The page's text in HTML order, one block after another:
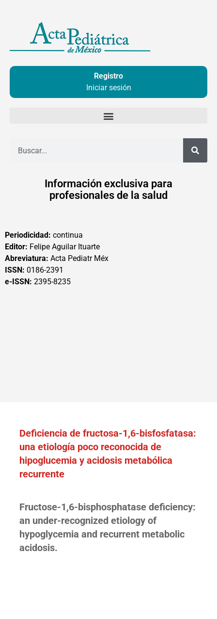
contenido
Registro
Iniciar sesión
Información exclusiva para
profesionales de la salud
Periodicidad: continua
Editor: Felipe Aguilar Ituarte
Abreviatura: Acta Pediatr Méx
ISSN: 0186-2391
e-ISSN: 2395-8235
Deficiencia de fructosa-1,6-bisfosfatasa:
una etiología poco reconocida de
hipoglucemia y acidosis metabólica
recurrente
Fructose-1,6-bisphosphatase deficiency:
an under-recognized etiology of
hypoglycemia and recurrent metabolic
acidosis.